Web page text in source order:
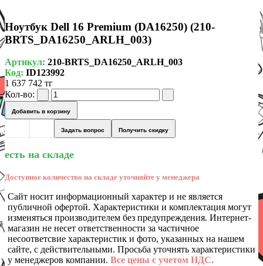
Ноутбук Dell 16 Premium (DA16250) (210-
BRTS_DA16250_ARLH_003)
Артикул: 210-BRTS_DA16250_ARLH_003
Код: ID123992
1 637 742 тг
Кол-во:
Добавить в корзину
Задать вопрос Получить скидку
есть на складе
Доступное количество на складе уточняйте у менеджера
Сайт носит информационный характер и не является
публичной офертой. Характеристики и комплектация могут
изменяться производителем без предупреждения. Интернет-
магазин не несет ответственности за частичное
несоответсвие характеристик и фото, указанных на нашем
сайте, с действительными. Просьба уточнять характеристики
у менеджеров компании. Все цены с учетом НДС.